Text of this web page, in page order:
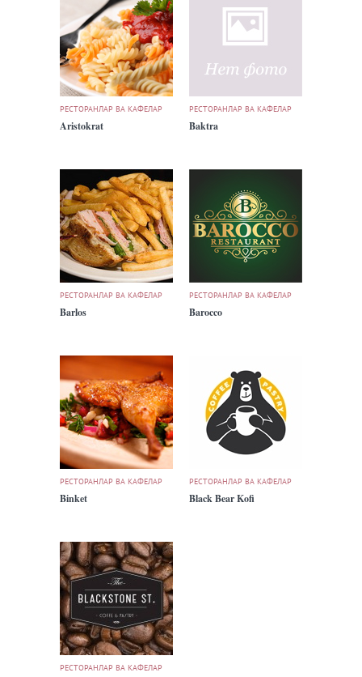
РЕСТОРАНЛАР ВА КАФЕЛАР
Aristokrat
РЕСТОРАНЛАР ВА КАФЕЛАР
Baktra
РЕСТОРАНЛАР ВА КАФЕЛАР
Barlos
РЕСТОРАНЛАР ВА КАФЕЛАР
Barocco
РЕСТОРАНЛАР ВА КАФЕЛАР
Binket
РЕСТОРАНЛАР ВА КАФЕЛАР
Black Bear Kofi
РЕСТОРАНЛАР ВА КАФЕЛАР